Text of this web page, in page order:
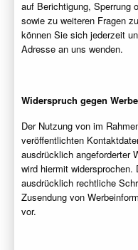
auf Berichtigung, Sperrung
sowie zu weiteren Fragen
können Sie sich jederzeit
Adresse an uns wenden.
Widerspruch gegen
Der Nutzung von im
veröffentlichten
ausdrücklich angeforderter
wird hiermit
ausdrücklich rechtliche
Zusendung von
vor.